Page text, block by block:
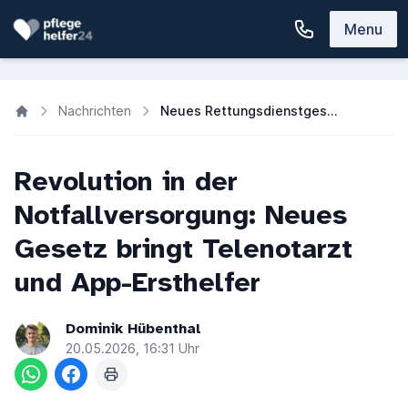
Menu
Nachrichten Neues Rettungsdienstgesetz 2026: Telenotarzt & Gemeindenotfallsanitäter
Revolution in der
Notfallversorgung: Neues
Gesetz bringt Telenotarzt
und App-Ersthelfer
Dominik Hübenthal
20.05.2026, 16:31 Uhr